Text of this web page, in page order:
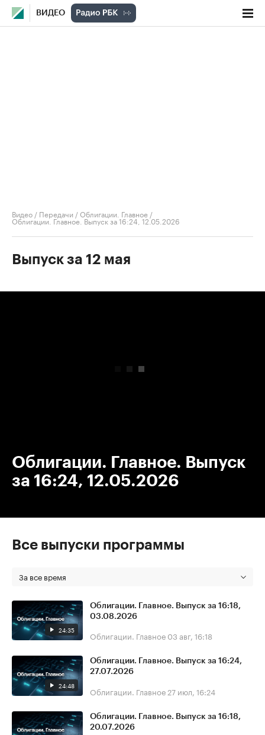
ВИДЕО
Видео / Передачи /Облигации. Главное /
Облигации. Главное. Выпуск за 16:24, 12.05.2026
Выпуск за 12 мая
Облигации. Главное. Выпуск
за 16:24, 12.05.2026
Все выпуски программы
За все время
24:35
Облигации. Главное. Выпуск за 16:18,
03.08.2026
Облигации. Главное 03 авг, 16:18
24:48
Облигации. Главное. Выпуск за 16:24,
27.07.2026
Облигации. Главное 27 июл, 16:24
Облигации. Главное. Выпуск за 16:18,
20.07.2026